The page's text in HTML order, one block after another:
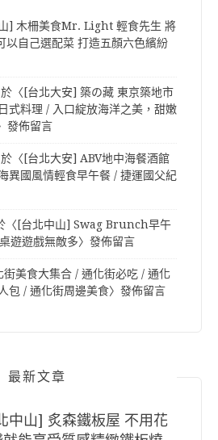
] 木柵美食Mr. Light 輕食先生 將
以自己選配菜 打造五顏六色繽紛
於〈 [台北大安] 築の藏 東京築地市
式料理 / 入口綻放海洋之美，甜嫩
發佈留言
於〈 [台北大安] ABV地中海餐酒館
異國風情輕食早午餐 / 捷運國父紀
〈 [台北中山] Swag Brunch早午
遊遊戲無敵多〉發佈留言
街美食大集合 / 通化街必吃 / 通化
包 / 通化街周邊美食〉發佈留言
最新文章
中山] 炙森鐵板屋 不用花